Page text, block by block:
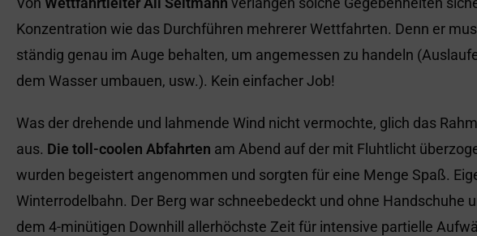
Konzentration wie das Durchführen mehrerer Wettfahrten. Denn er
ständig genau im Auge behalten, um angemessen zu handeln
dem Wasser umbauen, usw.). Kein einfacher Job!
Was der drehende und lahmende Wind nicht vermochte, glich das
aus. Die toll-coolen Abfahrten am Abend auf der mit Fluhtlicht
wurden begeistert angenommen und sorgten für eine Menge Spaß.
Winterrodelbahn. Der Berg war schneebedeckt und ohne Handschuhe
dem 4-minütigen Downhill allerhöchste Zeit für intensive partielle